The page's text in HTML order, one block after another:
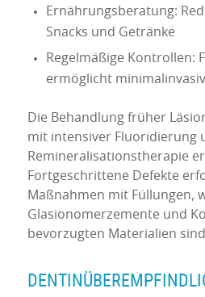
Ernährungsberatung:
Snacks und Getränke
Regelmäßige Kontrollen:
ermöglicht
Die Behandlung früher
mit intensiver Fluoridierung
Remineralisationstherapie
Fortgeschrittene Defekte
Maßnahmen mit Füllungen,
Glasionomerzemente und
bevorzugten Materialien